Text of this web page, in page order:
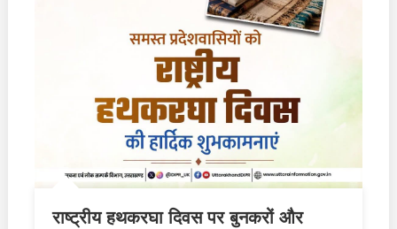
राष्ट्रीय हथकरघा दिवस पर बुनकरों और